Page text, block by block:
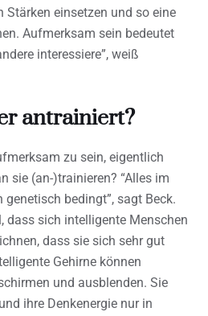
Stärken einsetzen und so eine
Aufmerksam sein bedeutet
interessiere”, weiß
antrainiert?
zu sein, eigentlich
sie (an-)trainieren? “Alles im
bedingt”, sagt Beck.
dass sich intelligente Menschen
dass sie sich sehr gut
Gehirne können
und ausblenden. Sie
ihre Denkenergie nur in